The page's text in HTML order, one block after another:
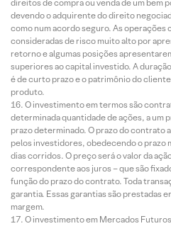
direitos de compra ou venda de um bem
devendo o adquirente do direito
como num acordo seguro. As operações
consideradas de risco muito alto por
retorno e algumas posições
superiores ao capital investido. A
é de curto prazo e o patrimônio do
produto.
O investimento em termos são
determinada quantidade de ações, a um
prazo determinado. O prazo do contrato
pelos investidores, obedecendo o prazo
dias corridos. O preço será o valor da
correspondente aos juros – que são
função do prazo do contrato. Toda
garantia. Essas garantias são prestadas
margem.
O investimento em Mercados